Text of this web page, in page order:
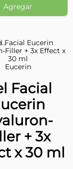
Agregar
Eucerin